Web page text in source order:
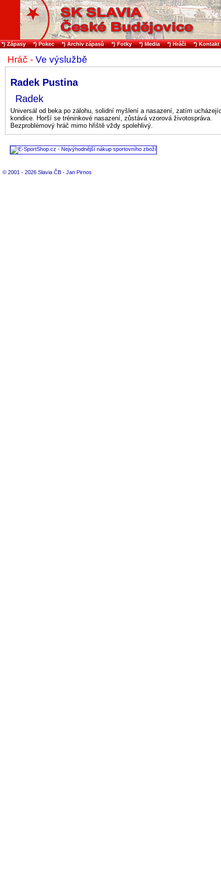
*) Zápasy *) Pokec *) Archiv zápasů *) Fotky *) Media *) Hráči *) Kontakt
Hráč - Ve výslužbě
Radek Pustina
Radek
Universál od beka po zálohu, solidní myšlení a nasazení, zatím
kondice. Horší se tréninkové nasazení, zůstává vzorová životospráva.
Bezproblémový hráč mimo hřiště vždy spolehlivý.
© 2001 - 2026 Slavia ČB - Jan Pirnos